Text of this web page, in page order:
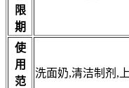
限
期
使
用
范
洗面奶,清洁制剂,